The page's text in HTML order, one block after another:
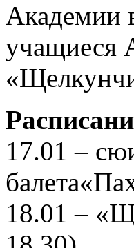
Академии
учащиеся
17.01 –
18.01 –